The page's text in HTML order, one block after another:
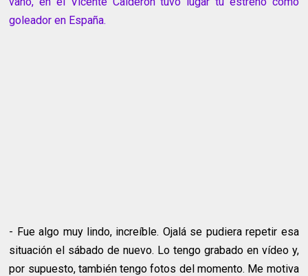
goleador en España.
- Fue algo muy lindo, increíble. Ojalá se pudiera repetir esa
situación el sábado de nuevo. Lo tengo grabado en vídeo y,
por supuesto, también tengo fotos del momento. Me motiva